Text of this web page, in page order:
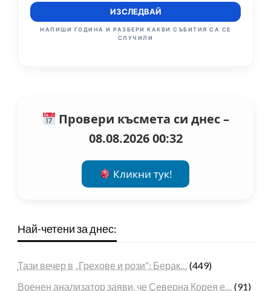
ИЗСЛЕДВАЙ
НАПИШИ ГОДИНА И РАЗБЕРИ КАКВИ СЪБИТИЯ СА СЕ
СЛУЧИЛИ
Провери късмета си днес –
08.08.2026 00:32
Кликни тук!
Най-четени за днес:
Тази вечер в „Грехове и рози“: Берак… (449)
Военен анализатор заяви, че Северна Корея е… (91)